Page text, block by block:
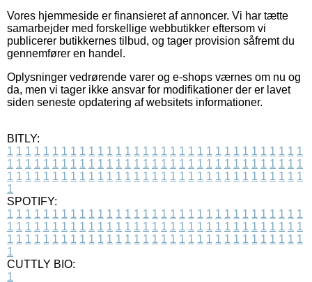
Vores hjemmeside er finansieret af annoncer. Vi har tætte
samarbejder med forskellige webbutikker eftersom vi
publicerer butikkernes tilbud, og tager provision såfremt du
gennemfører en handel.
Oplysninger vedrørende varer og e-shops værnes om nu og
da, men vi tager ikke ansvar for modifikationer der er lavet
siden seneste opdatering af websitets informationer.
BITLY:
1 1 1 1 1 1 1 1 1 1 1 1 1 1 1 1 1 1 1 1 1 1 1 1 1 1 1 1 1 1 1 1 1
1 1 1 1 1 1 1 1 1 1 1 1 1 1 1 1 1 1 1 1 1 1 1 1 1 1 1 1 1 1 1 1 1
1 1 1 1 1 1 1 1 1 1 1 1 1 1 1 1 1 1 1 1 1 1 1 1 1 1 1 1 1 1 1 1 1
1
SPOTIFY:
1 1 1 1 1 1 1 1 1 1 1 1 1 1 1 1 1 1 1 1 1 1 1 1 1 1 1 1 1 1 1 1 1
1 1 1 1 1 1 1 1 1 1 1 1 1 1 1 1 1 1 1 1 1 1 1 1 1 1 1 1 1 1 1 1 1
1 1 1 1 1 1 1 1 1 1 1 1 1 1 1 1 1 1 1 1 1 1 1 1 1 1 1 1 1 1 1 1 1
1
CUTTLY BIO:
1